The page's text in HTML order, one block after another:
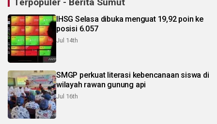
IHSG Selasa dibuka menguat 19,92 poin ke
posisi 6.057
Jul 14th
SMGP perkuat literasi kebencanaan siswa di
wilayah rawan gunung api
Jul 16th